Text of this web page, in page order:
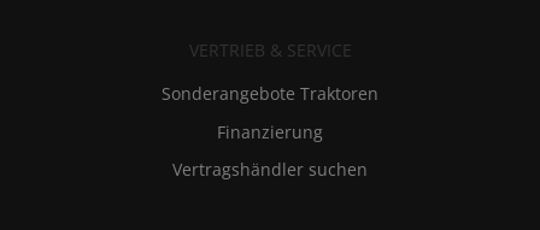
VERTRIEB & SERVICE
Sonderangebote Traktoren
Finanzierung
Vertragshändler suchen